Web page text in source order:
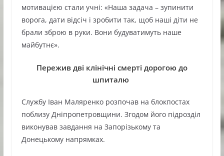
мотивацією стали учні: «Наша задача – зупинити
ворога, дати відсіч і зробити так, щоб наші діти не
брали зброю в руки. Вони будуватимуть наше
майбутнє».
Пережив дві клінічні смерті дорогою до
шпиталю
Службу Іван Маляренко розпочав на блокпостах
поблизу Дніпропетровщини. Згодом його підрозділ
виконував завдання на Запорізькому та
Донецькому напрямках.